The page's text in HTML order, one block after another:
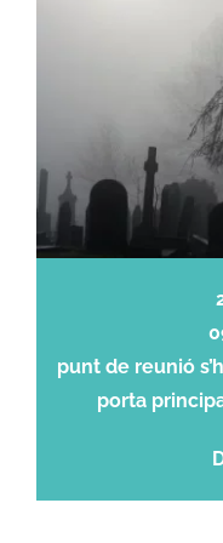
punt de reunió
porta